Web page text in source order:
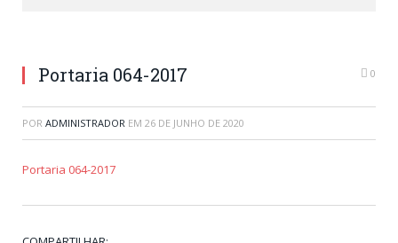
Portaria 064-2017 0
POR ADMINISTRADOR EM 26 DE JUNHO DE 2020
Portaria 064-2017